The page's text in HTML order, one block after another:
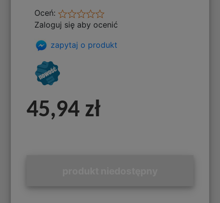
Oceń:
Zaloguj się aby ocenić
zapytaj o produkt
45,94 zł